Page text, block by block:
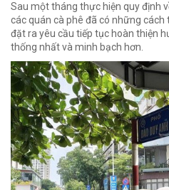
Sau một tháng thực hiện quy định
các quán cà phê đã có những
đặt ra yêu cầu tiếp tục hoàn thiện
thống nhất và minh bạch hơn.